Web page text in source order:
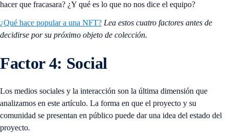
hacer que fracasara? ¿Y qué es lo que no nos dice el equipo?
¿Qué hace popular a una NFT? Lea estos cuatro factores antes de
decidirse por su próximo objeto de colección.
Factor 4: Social
Los medios sociales y la interacción son la última dimensión que
analizamos en este artículo. La forma en que el proyecto y su
comunidad se presentan en público puede dar una idea del estado del
proyecto.